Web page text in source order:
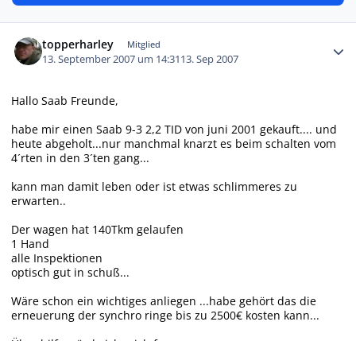
topperharley Mitglied
13. September 2007 um 14:3113. Sep 2007
Hallo Saab Freunde,
habe mir einen Saab 9-3 2,2 TID von juni 2001 gekauft.... und
heute abgeholt...nur manchmal knarzt es beim schalten vom
4´rten in den 3´ten gang...
kann man damit leben oder ist etwas schlimmeres zu
erwarten..
Der wagen hat 140Tkm gelaufen
1 Hand
alle Inspektionen
optisch gut in schuß...
Wäre schon ein wichtiges anliegen ...habe gehört das die
erneuerung der synchro ringe bis zu 2500€ kosten kann...